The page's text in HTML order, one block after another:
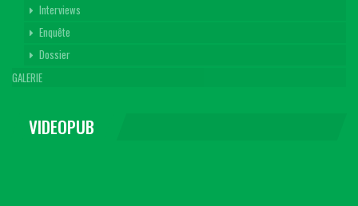
Interviews
Enquête
Dossier
GALERIE
VIDEOPUB